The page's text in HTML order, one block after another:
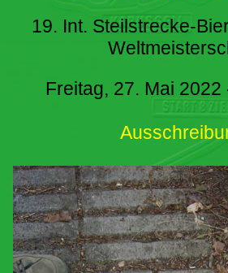
19. Int. Steilstrecke-
Freitag, 27. Mai